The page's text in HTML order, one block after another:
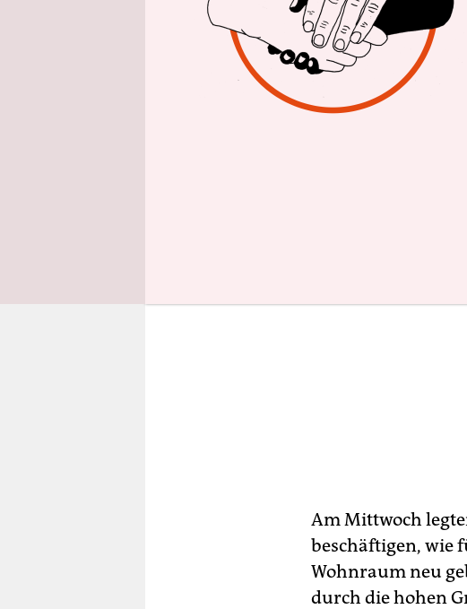
Für
Ballungszentren
Deutsche
Am Mittwoch
beschäftigen, wie
Wohnraum neu
durch die hohen